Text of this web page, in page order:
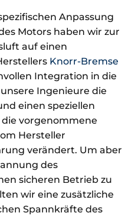
Anpassung
Motors haben wir zur
auf einen
Knorr-Bremse
Integration in die
Ingenieure die
einen speziellen
vorgenommene
Hersteller
verändert. Um aber
des
sicheren Betrieb zu
wir eine zusätzliche
Spannkräfte des